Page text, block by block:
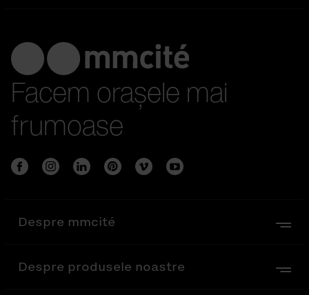
Facem orașele mai
frumoase
Despre mmcité
Despre produsele noastre